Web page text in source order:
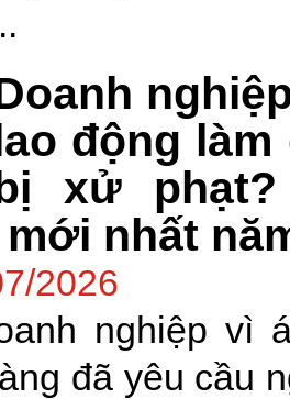
động
xử phạt?
nhất
2026
nghiệp vì
đã yêu cầu